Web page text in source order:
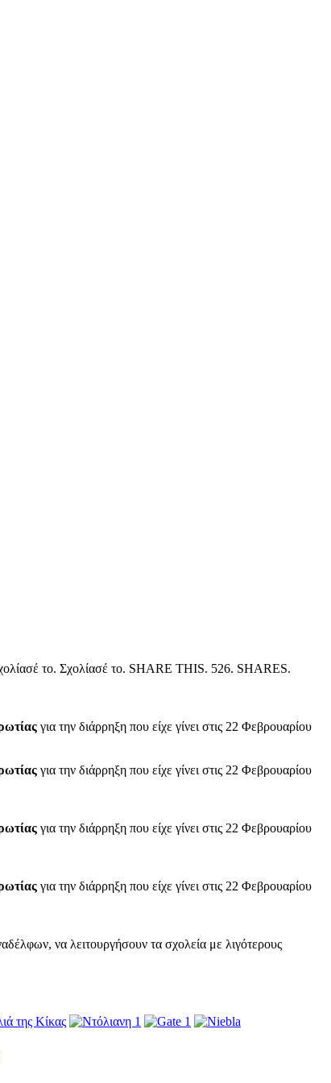
το. Σχολίασέ το. SHARE THIS. 526. SHARES.
για την διάρρηξη που είχε γίνει στις 22 Φεβρουαρίου
για την διάρρηξη που είχε γίνει στις 22 Φεβρουαρίου
για την διάρρηξη που είχε γίνει στις 22 Φεβρουαρίου
για την διάρρηξη που είχε γίνει στις 22 Φεβρουαρίου
να λειτουργήσουν τα σχολεία με λιγότερους